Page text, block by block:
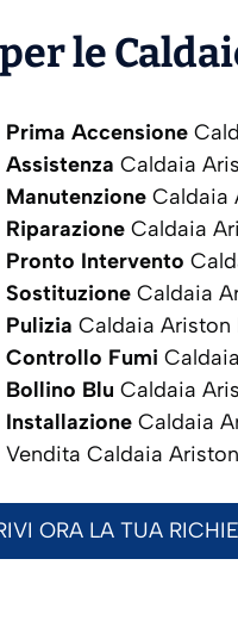
le
Prima Accensione
Assistenza Caldaia
ManutenzioneCaldaia
RiparazioneCaldaia
Pronto Intervento
SostituzioneCaldaia
Pulizia Caldaia Ariston
Controllo Fumi
Bollino Blu Caldaia
InstallazioneCaldaia
Vendita Caldaia
ORA LA TUA